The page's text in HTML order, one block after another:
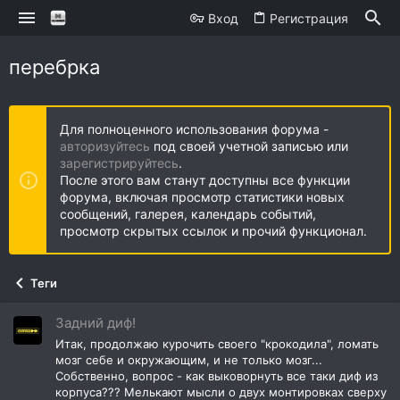
Вход Регистрация
перебрка
Для полноценного использования форума -
авторизуйтесь под своей учетной записью или
зарегистрируйтесь.
После этого вам станут доступны все функции
форума, включая просмотр статистики новых
сообщений, галерея, календарь событий,
просмотр скрытых ссылок и прочий функционал.
Теги
Задний диф!
Итак, продолжаю курочить своего "крокодила", ломать
мозг себе и окружающим, и не только мозг...
Собственно, вопрос - как выковорнуть все таки диф из
корпуса??? Мелькают мысли о двух монтировках сверху